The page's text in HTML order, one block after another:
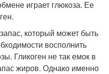
играет глюкоза. Ее
который может быть
восполнить
Гликоген не так емок в
жиров. Однако именно